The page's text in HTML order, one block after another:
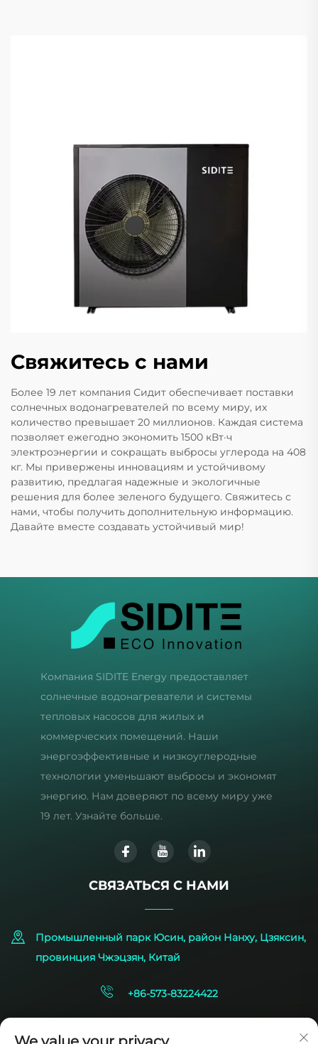
Свяжитесь с нами
Более 19 лет компания Сидит обеспечивает поставки
солнечных водонагревателей по всему миру, их
количество превышает 20 миллионов. Каждая система
позволяет ежегодно экономить 1500 кВт·ч
электроэнергии и сокращать выбросы углерода на 408
кг. Мы привержены инновациям и устойчивому
развитию, предлагая надежные и экологичные
решения для более зеленого будущего. Свяжитесь с
нами, чтобы получить дополнительную информацию.
Давайте вместе создавать устойчивый мир!
Компания SIDITE Energy предоставляет
солнечные водонагреватели и системы
тепловых насосов для жилых и
коммерческих помещений. Наши
энергоэффективные и низкоуглеродные
технологии уменьшают выбросы и экономят
энергию. Нам доверяют по всему миру уже
19 лет. Узнайте больше.
СВЯЗАТЬСЯ С НАМИ
Промышленный парк Юсин, район Нанху, Цзяксин,
провинция Чжэцзян, Китай
+86-573-83224422